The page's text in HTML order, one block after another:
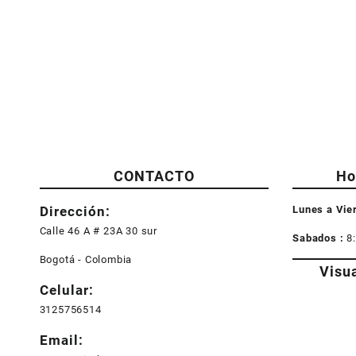
CONTACTO
Dirección:
Calle 46 A # 23A 30 sur
Bogotá - Colombia
Celular:
3125756514
Email:
Lunes a
Sabados :